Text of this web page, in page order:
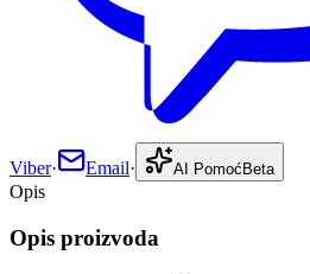
Viber· Email· AI Pomoć Beta
Opis
Opis proizvoda